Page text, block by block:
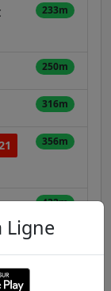
233m
250m
316m
356m
432m
Ligne